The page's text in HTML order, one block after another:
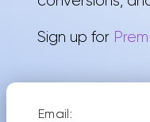
Sign up for
Email: